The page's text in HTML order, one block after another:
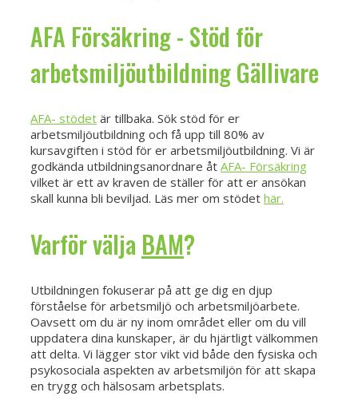
AFA Försäkring - Stöd för
arbetsmiljöutbildning Gällivare
AFA- stödet är tillbaka. Sök stöd för er
arbetsmiljöutbildning och få upp till 80% av
kursavgiften i stöd för er arbetsmiljöutbildning. Vi är
godkända utbildningsanordnare åt AFA- Försäkring
vilket är ett av kraven de ställer för att er ansökan
skall kunna bli beviljad. Läs mer om stödet här.
Varför välja BAM?
Utbildningen fokuserar på att ge dig en djup
förståelse för arbetsmiljö och arbetsmiljöarbete.
Oavsett om du är ny inom området eller om du vill
uppdatera dina kunskaper, är du hjärtligt välkommen
att delta. Vi lägger stor vikt vid både den fysiska och
psykosociala aspekten av arbetsmiljön för att skapa
en trygg och hälsosam arbetsplats.